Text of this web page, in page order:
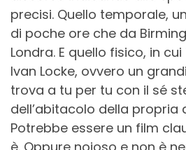
precisi. Quello temporale,
di poche ore che da
Londra. E quello fisico, in
Ivan Locke, ovvero un
trova a tu per tu con il sé
dell’abitacolo della propria
Potrebbe essere un film